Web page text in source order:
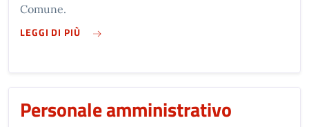
Comune.
LEGGI DI PIÙSU POLITICI
Personale amministrativo